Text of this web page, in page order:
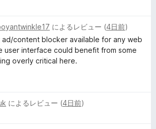
によるレビュー (4日前)
content blocker available for any web
user interface could benefit from some
overly critical here.
によるレビュー (4日前)